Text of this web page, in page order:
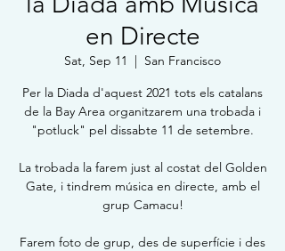
en Directe
Sat, Sep 11
  |
San Francisco
Per la Diada d'aquest 2021 tots els catalans
de la Bay Area organitzarem una trobada i
"potluck" pel dissabte 11 de setembre.
La trobada la farem just al costat del Golden
Gate, i tindrem música en directe, amb el
grup Camacu!
Farem foto de grup, des de superfície i des